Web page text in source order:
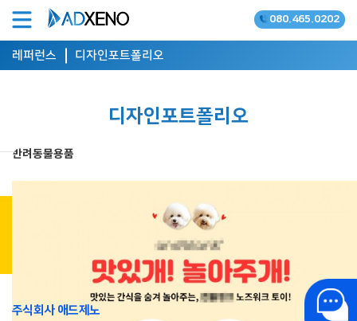
온라인광고 공식대행사 080.465.0202
레퍼런스 디자인포트폴리오
디자인포트폴리오
반려동물용품
주식회사 애드제노